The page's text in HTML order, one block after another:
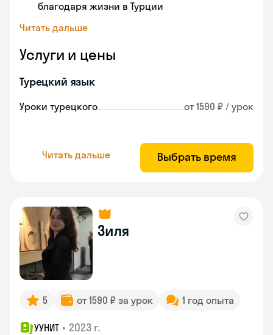
благодаря жизни в Турции
Читать дальше
Услуги и цены
Турецкий язык
Уроки турецкого от 1590 ₽ / урок
Читать дальше Выбрать время
Зиля
5 от 1590 ₽ за урок 1 год опыта
УУНИТ • 2023 г.